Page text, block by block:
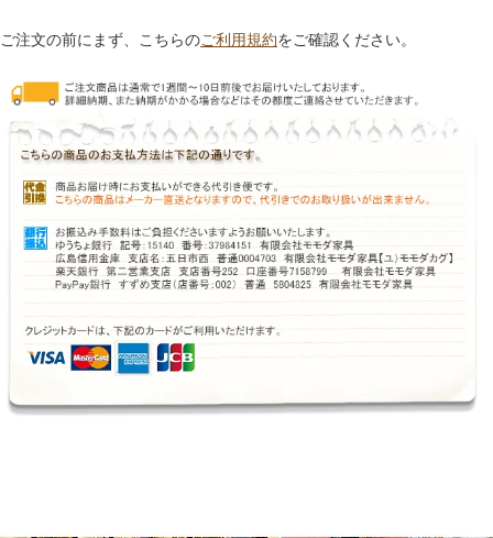
ご注文の前にまず、こちらのご利用規約をご確認ください。